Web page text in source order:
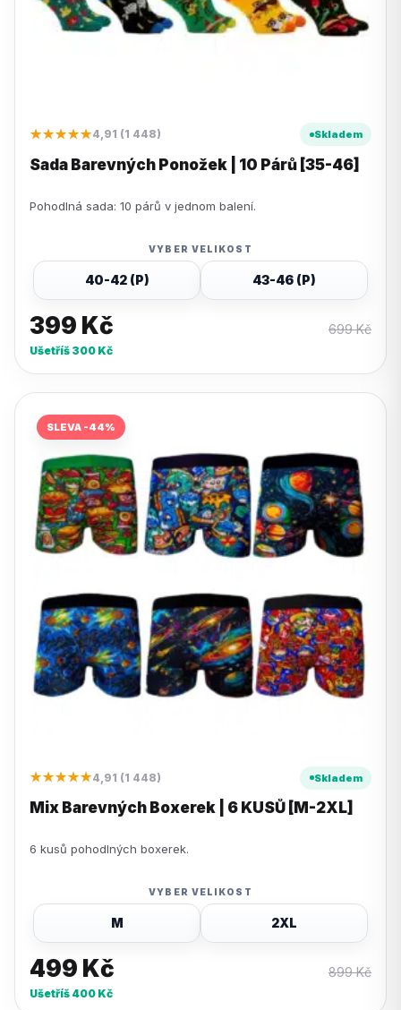
★★★★★4,91 (1 448) Skladem
Sada Barevných Ponožek | 10 Párů [35-46]
Pohodlná sada: 10 párů v jednom balení.
VYBER VELIKOST
40-42 (P) 43-46 (P)
399 Kč 699Kč
Ušetříš 300 Kč
SLEVA -44%
★★★★★4,91 (1 448) Skladem
Mix Barevných Boxerek | 6 KUSŮ [M-2XL]
6 kusů pohodlných boxerek.
VYBER VELIKOST
M 2XL
499 Kč 899Kč
Ušetříš 400 Kč